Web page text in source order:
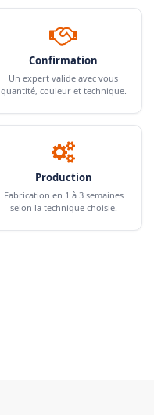
Confirmation
Un expert valide avec vous
quantité, couleur et technique.
Production
Fabrication en 1 à 3 semaines
selon la technique choisie.